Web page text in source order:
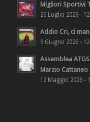
Migliori Sportivi
26 Luglio 2026 -
Addio Cri, ci
9 Giugno 2026 -
Assemblea
Marzio Cattaneo
12 Maggio 2026 -